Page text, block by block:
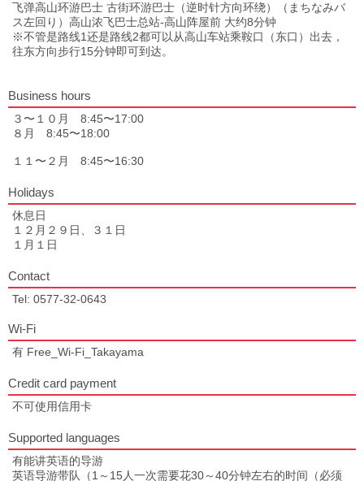
飞弹高山环游巴士 古街环游巴士（逆时针方向环绕）（まちなみバ
ス左回り）高山浓飞巴士总站-高山阵屋前 大约8分钟
※不管是路线1还是路线2都可以从高山车站乘鞍口（东口）出去，
往东方向步行15分钟即可到达。
Business hours
３〜１０月 8:45〜17:00
８月 8:45〜18:00
１１〜２月 8:45〜16:30
Holidays
休息日
１２月２９日、３１日
１月１日
Contact
Tel: 0577-32-0643
Wi-Fi
有 Free_Wi-Fi_Takayama
Credit card payment
不可使用信用卡
Supported languages
有能讲英语的导游
英语导游带队（1～15人一次需要花30～40分钟左右的时间（必须